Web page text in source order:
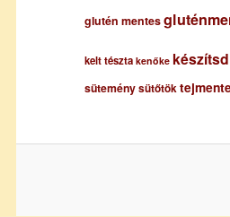
glutén mentes
kelt tészta kenőke
süteménysütőtök